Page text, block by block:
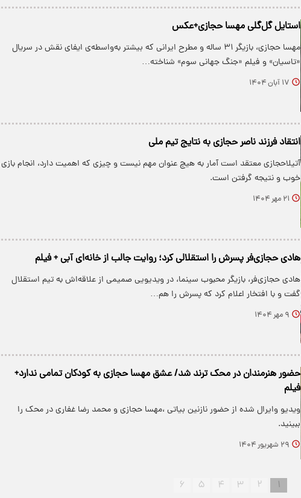
استایل گل‌گلی مهسا حجازی+عکس
مهسا حجازی، بازیگر ۳۱ ساله و مطرح ایرانی که بیشتر به‌واسطه‌ی ایفای نقش در سریال
«تاسیان» و فیلم «جنگ جهانی سوم» شناخته…
۱۷ آبان ۱۴۰۴
انتقاد فرزند ناصر حجازی به نتایج تیم ملی
آتیلاحجازی معتقد است آمار به هیچ عنوان مهم نیست و چیزی که اهمیت دارد، انجام بازی
خوب و نتیجه گرفتن است.
۲۱ مهر ۱۴۰۴
هادی حجازی‌فر پسرش را استقلالی کرد؛ روایت جالب از خانه‌ای آبی + فیلم
هادی حجازی‌فر، بازیگر محبوب سینما، در ویدیویی صمیمی از علاقه‌اش به تیم استقلال
گفت و با افتخار اعلام کرد که پسرش را هم…
۹ مهر ۱۴۰۴
حضور هنرمندان در محک ترند شد/ عشق مهسا حجازی به کودکان تمامی ندارد+
فیلم
ویدیو وایرال شده از حضور نازنین بیاتی ،مهسا حجازی و محمد رضا غفاری در محک را
ببینید.
۲۹ شهریور ۱۴۰۴
۱ ۲ ۳ ۴ ۵ ۶